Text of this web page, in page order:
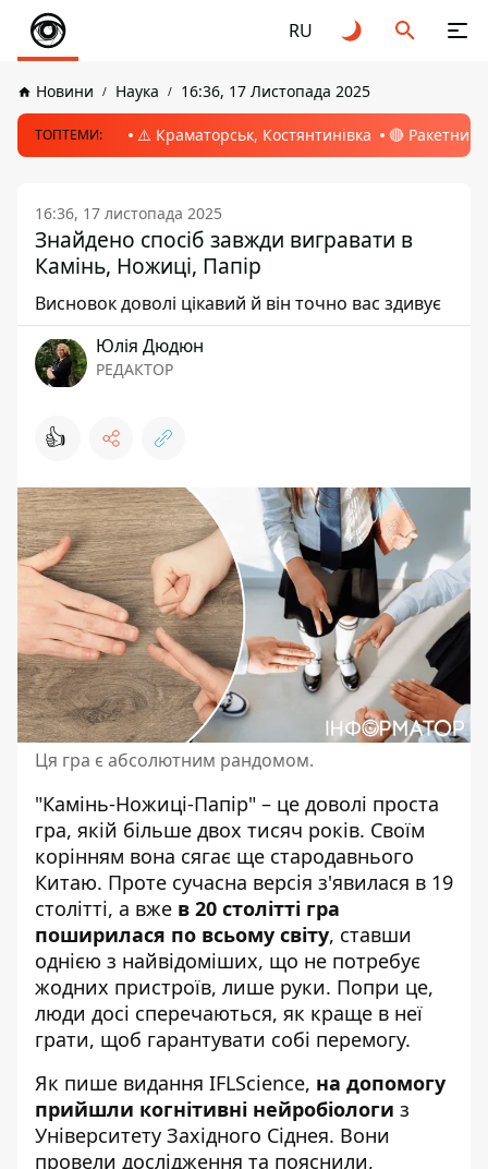
RU
Новини Наука 16:36, 17 Листопада 2025
ТОПТЕМИ: ⚠️ Краматорськ, Костянтинівка 🔴 Ракетний
16:36, 17 листопада 2025
Знайдено спосіб завжди вигравати в
Камінь, Ножиці, Папір
Висновок доволі цікавий й він точно вас здивує
Юлія Дюдюн
РЕДАКТОР
👍
Ця гра є абсолютним рандомом.
"Камінь-Ножиці-Папір" – це доволі проста
гра, якій більше двох тисяч років. Своїм
корінням вона сягає ще стародавнього
Китаю. Проте сучасна версія з'явилася в 19
столітті, а вже в 20 столітті гра
поширилася по всьому світу, ставши
однією з найвідоміших, що не потребує
жодних пристроїв, лише руки. Попри це,
люди досі сперечаються, як краще в неї
грати, щоб гарантувати собі перемогу.
Як пише видання IFLScience, на допомогу
прийшли когнітивні нейробіологи з
Університету Західного Сіднея. Вони
провели дослідження та пояснили,